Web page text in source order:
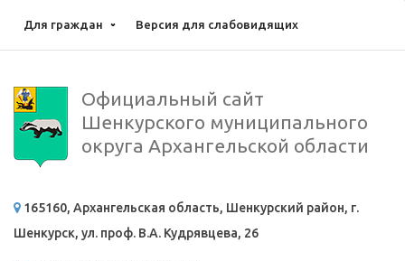
Для граждан Версия для слабовидящих
Официальный сайт
Шенкурского муниципального
округа Архангельской области
165160, Архангельская область, Шенкурский район, г.
Шенкурск, ул. проф. В.А. Кудрявцева, 26